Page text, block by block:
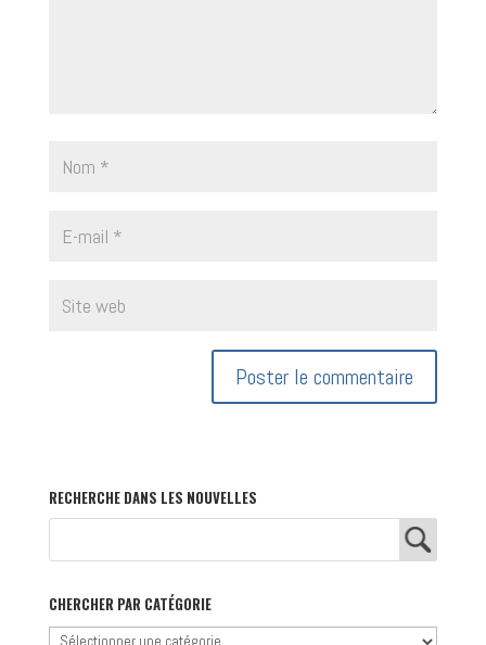
RECHERCHE DANS LES NOUVELLES
CHERCHER PAR CATÉGORIE
Chercher